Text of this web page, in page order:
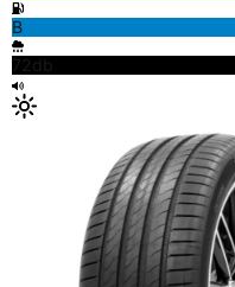
B
72db